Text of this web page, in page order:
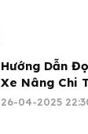
Hướng Dẫn
Xe Nâng Chi
26-04-2025